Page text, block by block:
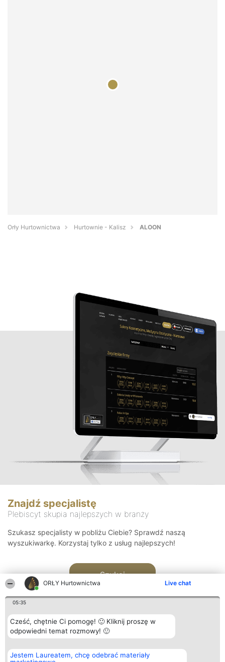
ORŁY Hurtownictwa Live chat
05:35
Cześć, chętnie Ci pomogę! 🙂 Kliknij proszę w
odpowiedni temat rozmowy! 🙂
Jestem Laureatem, chcę odebrać materiały
Orły Hurtownictwa Hurtownie - Kalisz ALOON
Znajdź specjalistę
Plebiscyt skupia najlepszych w branży
Szukasz specjalisty w pobliżu Ciebie? Sprawdź naszą
wyszukiwarkę. Korzystaj tylko z usług najlepszych!
Szukaj
Organizator plebiscytu
Bright Side Solutions sp. z o.
Plebiscyt
Laureaci
Kontakt
Kontakt